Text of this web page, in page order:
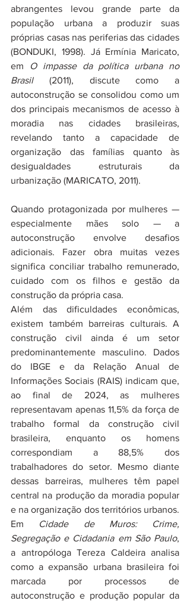
abrangentes levou grande parte da
população urbana a produzir suas
próprias casas nas periferias das cidades
(BONDUKI, 1998). Já Ermínia Maricato,
em
O impasse da política urbana no
Brasil (2011), discute como a
autoconstrução se consolidou como um
dos principais mecanismos de acesso à
moradia nas cidades brasileiras,
revelando tanto a capacidade de
organização das famílias quanto às
desigualdades estruturais da
urbanização (MARICATO, 2011).
Quando protagonizada por mulheres —
especialmente mães solo — a
autoconstrução envolve desafios
adicionais. Fazer obra muitas vezes
significa conciliar trabalho remunerado,
cuidado com os filhos e gestão da
construção da própria casa.
Além das dificuldades econômicas,
existem também barreiras culturais. A
construção civil ainda é um setor
predominantemente masculino. Dados
do IBGE e da Relação Anual de
Informações Sociais (RAIS) indicam que,
ao final de 2024, as mulheres
representavam apenas 11,5% da força de
trabalho formal da construção civil
brasileira, enquanto os homens
correspondiam a 88,5% dos
trabalhadores do setor. Mesmo diante
dessas barreiras, mulheres têm papel
central na produção da moradia popular
e na organização dos territórios urbanos.
Em
Cidade de Muros: Crime,
Segregação e Cidadania em São Paulo,
a antropóloga Tereza Caldeira analisa
como a expansão urbana brasileira foi
marcada por processos de
autoconstrução e produção popular da